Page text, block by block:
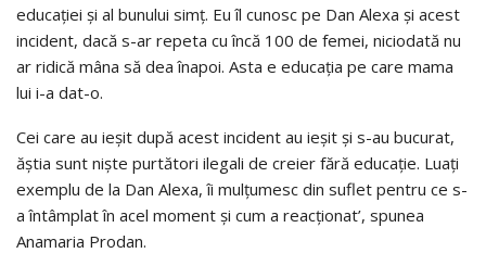
educației și al bunului simț. Eu îl cunosc pe Dan Alexa și acest
incident, dacă s-ar repeta cu încă 100 de femei, niciodată nu
ar ridică mâna să dea înapoi. Asta e educația pe care mama
lui i-a dat-o.
Cei care au ieșit după acest incident au ieșit și s-au bucurat,
ăștia sunt niște purtători ilegali de creier fără educație. Luați
exemplu de la Dan Alexa, îi mulțumesc din suflet pentru ce s-
a întâmplat în acel moment și cum a reacționat’, spunea
Anamaria Prodan.